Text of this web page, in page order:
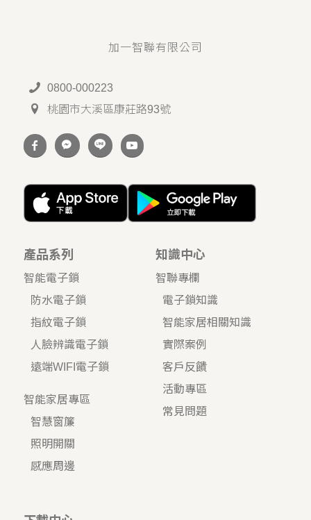
加一智聯有限公司
0800-000223
桃園市大溪區康莊路93號
產品系列
智能電子鎖
防水電子鎖
指紋電子鎖
人臉辨識電子鎖
遠端WIFI電子鎖
智能家居專區
智慧窗簾
照明開關
感應周邊
知識中心
智聯專欄
電子鎖知識
智能家居相關知識
實際案例
客戶反饋
活動專區
常見問題